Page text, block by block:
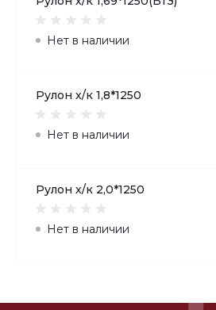
Нет в наличии
Рулон х/к 1,8*1250
Нет в наличии
Рулон х/к 2,0*1250
Нет в наличии